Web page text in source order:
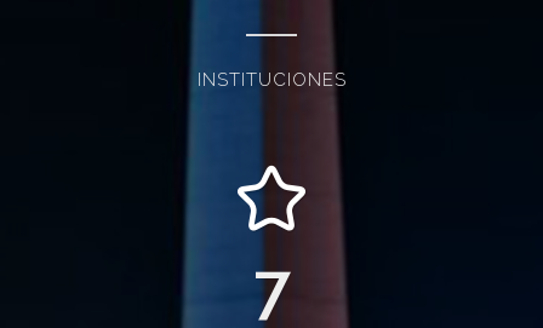
INSTITUCIONES
7